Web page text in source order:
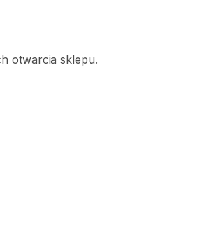
otwarcia sklepu.